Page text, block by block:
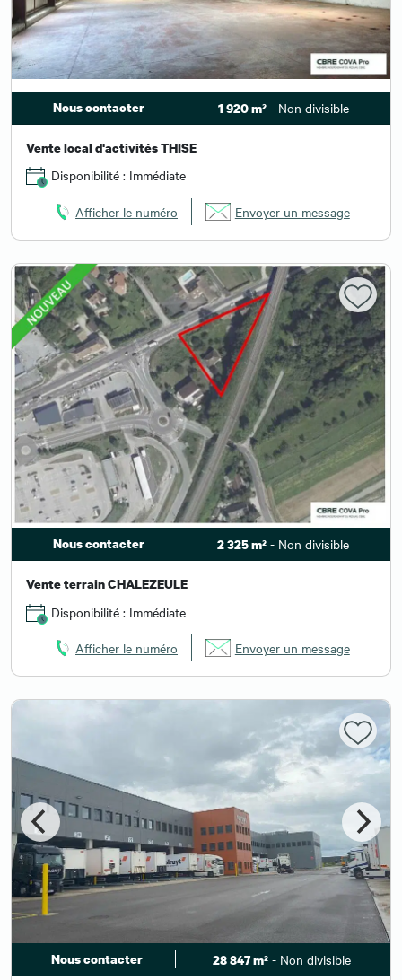
Nous contacter 1 920 m² - Non divisible
Vente local d'activités THISE
Disponibilité : Immédiate
Afficher le numéro Envoyer un message
Nous contacter 2 325 m² - Non divisible
Vente terrain CHALEZEULE
Disponibilité : Immédiate
Afficher le numéro Envoyer un message
Nous contacter 28 847 m² - Non divisible